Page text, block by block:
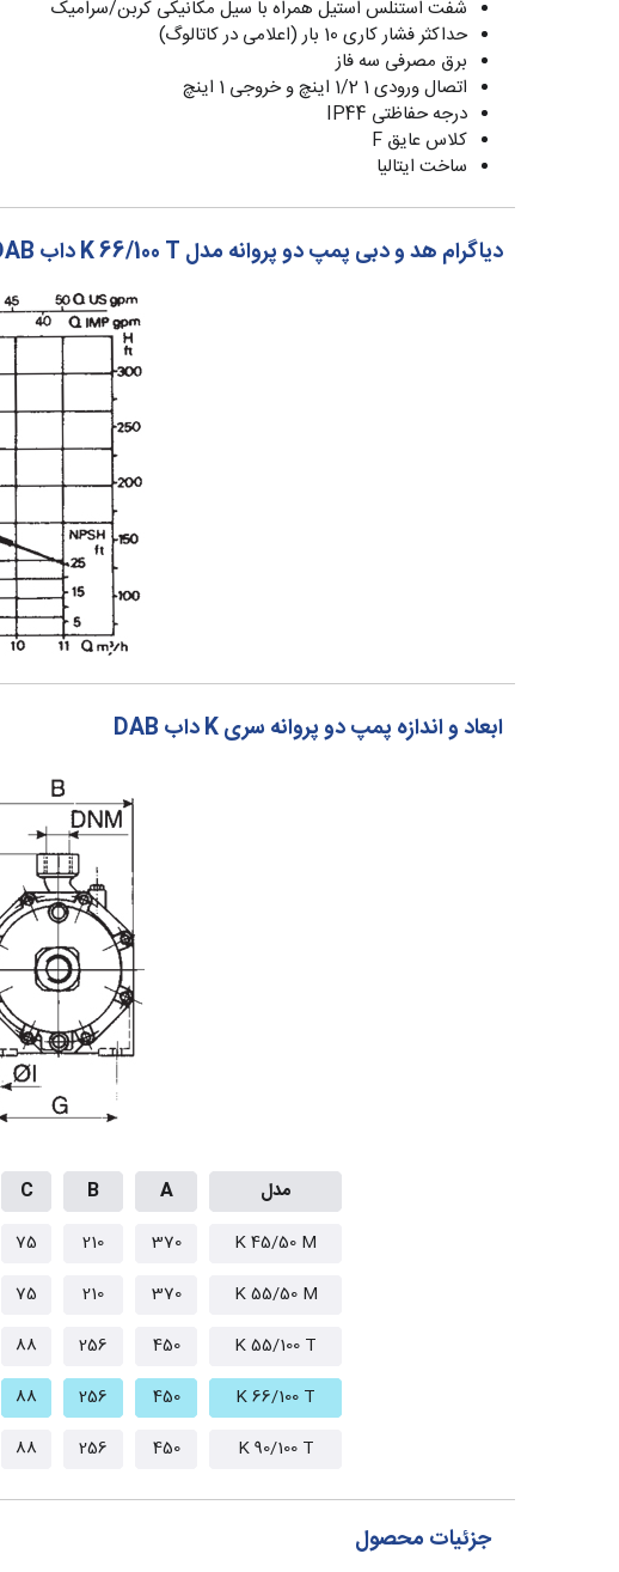
شفت استنلس استیل همراه با سیل مکانیکی کربن/سرامیک
حداکثر فشار کاری 10 بار (اعلامی در کاتالوگ)
برق مصرفی سه فاز
اتصال ورودی 1 1/2 اینچ و خروجی 1 اینچ
درجه حفاظتی IP44
کلاس عایق F
ساخت ایتالیا
دیاگرام هد و دبی پمپ دو پروانه مدل K 66/100 T داب DAB
ابعاد و اندازه پمپ دو پروانه سری K داب DAB
مدل A
B
C
K 45/50 M
370
210
75
K 55/50 M
370
210
75
K 55/100 T
450
256
88
K 66/100 T
450
256
88
K 90/100 T
450
256
88
جزئیات محصول